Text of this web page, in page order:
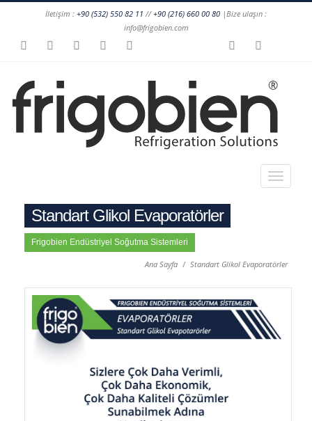
İletişim : +90 (532) 550 82 11 //+90 (216) 660 00 80 |Bize ulaşın :
info@frigobien.com
Standart Glikol Evaporatörler
Frigobien Endüstriyel Soğutma Sistemleri
Ana Sayfa Standart Glikol Evaporatörler